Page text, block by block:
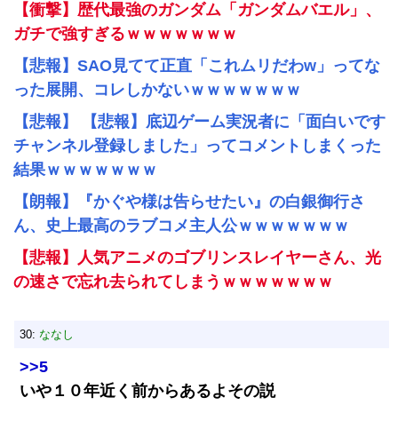
【衝撃】歴代最強のガンダム「ガンダムバエル」、
ガチで強すぎるｗｗｗｗｗｗｗ
【悲報】SAO見てて正直「これムリだわw」ってな
った展開、コレしかないｗｗｗｗｗｗｗ
【悲報】 【悲報】底辺ゲーム実況者に「面白いです
チャンネル登録しました」ってコメントしまくった
結果ｗｗｗｗｗｗｗ
【朗報】『かぐや様は告らせたい』の白銀御行さ
ん、史上最高のラブコメ主人公ｗｗｗｗｗｗｗ
【悲報】人気アニメのゴブリンスレイヤーさん、光
の速さで忘れ去られてしまうｗｗｗｗｗｗｗ
30: ななし
>>5
いや１０年近く前からあるよその説